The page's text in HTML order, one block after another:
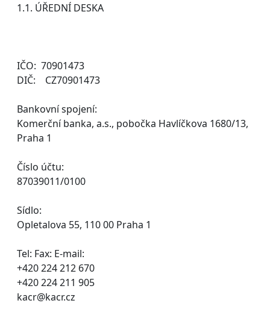
1.1. ÚŘEDNÍ DESKA
IČO: 70901473
DIČ: CZ70901473
Bankovní spojení:
Komerční banka, a.s., pobočka Havlíčkova 1680/13,
Praha 1
Číslo účtu:
87039011/0100
Sídlo:
Opletalova 55, 110 00 Praha 1
Tel: Fax: E-mail:
+420 224 212 670
+420 224 211 905
kacr@kacr.cz